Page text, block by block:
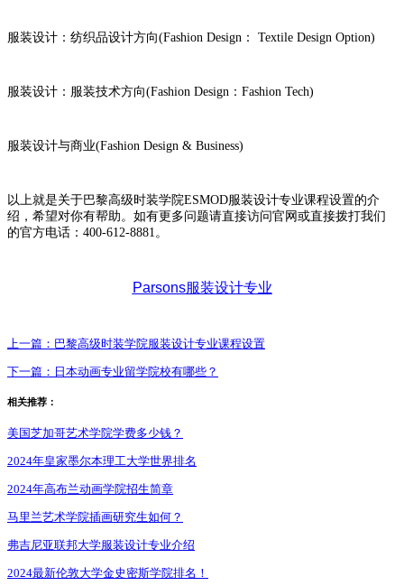
服装设计：纺织品设计方向(Fashion Design： Textile Design Option)
服装设计：服装技术方向(Fashion Design：Fashion Tech)
服装设计与商业(Fashion Design & Business)
以上就是关于巴黎高级时装学院ESMOD服装设计专业课程设置的介
绍，希望对你有帮助。如有更多问题请直接访问官网或直接拨打我们
的官方电话：400-612-8881。
Parsons服装设计专业
上一篇： 巴黎高级时装学院服装设计专业课程设置
下一篇： 日本动画专业留学院校有哪些？
相关推荐：
美国芝加哥艺术学院学费多少钱？
2024年皇家墨尔本理工大学世界排名
2024年高布兰动画学院招生简章
马里兰艺术学院插画研究生如何？
弗吉尼亚联邦大学服装设计专业介绍
2024最新伦敦大学金史密斯学院排名！